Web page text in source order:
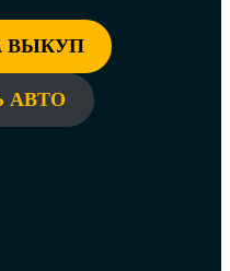
ВЫКУП
АВТО